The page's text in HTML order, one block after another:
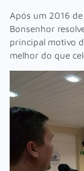
Após um 2016
Bonsenhor
principal motivo
melhor do que